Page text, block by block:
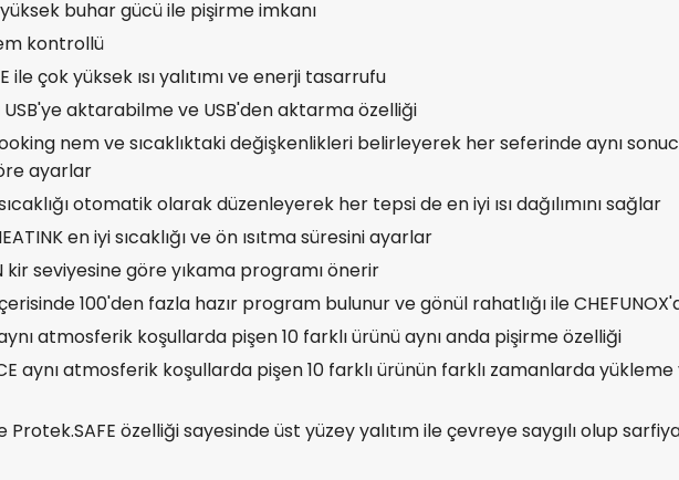
yüksek buhar gücü ile pişirme imkanı
kontrollü
ile çok yüksek ısı yalıtımı ve enerji tasarrufu
aktarabilme ve USB'den aktarma özelliği
nem ve sıcaklıktaki değişkenlikleri belirleyerek her seferinde aynı
ayarlar
otomatik olarak düzenleyerek her tepsi de en iyi ısı dağılımını sağlar
en iyi sıcaklığı ve ön ısıtma süresini ayarlar
kir seviyesine göre yıkama programı önerir
100'den fazla hazır program bulunur ve gönül rahatlığı ile
atmosferik koşullarda pişen 10 farklı ürünü aynı anda pişirme özelliği
aynı atmosferik koşullarda pişen 10 farklı ürünün farklı zamanlarda
Protek.SAFE özelliği sayesinde üst yüzey yalıtım ile çevreye saygılı olup